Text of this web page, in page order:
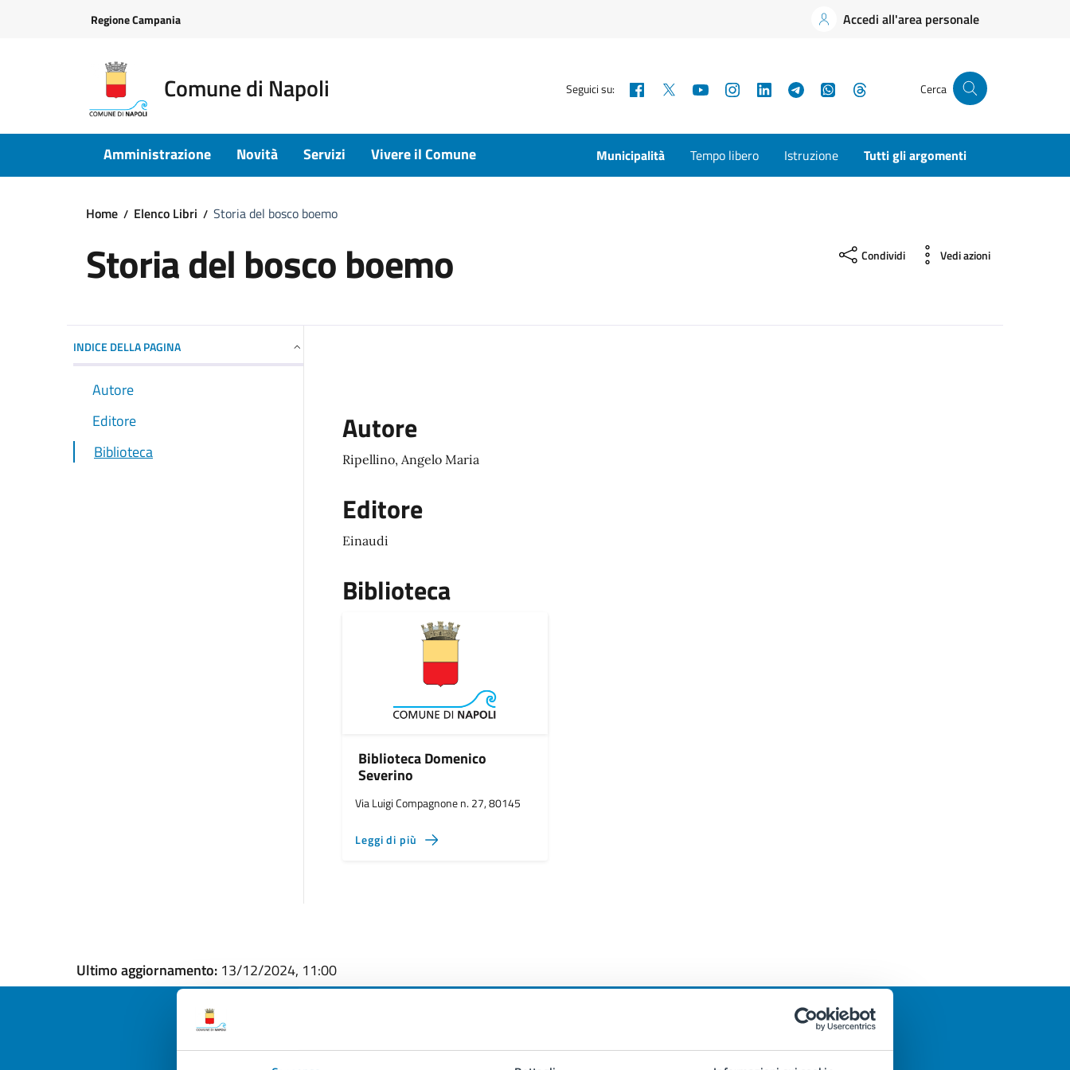
Regione Campania Accedi all'area personale
Comune di Napoli Seguici su: Facebook YouTubeInstagramLinkedInTelegramWhatsApp Cerca
Amministrazione Novità Servizi Vivere il Comune Municipalità Tempo libero Istruzione Tutti gli argomenti
Home Elenco Libri Storia del bosco boemo
Storia del bosco boemo Condividi Vedi azioni
INDICE DELLA PAGINA
Autore
Editore
Biblioteca
Autore
Ripellino, Angelo Maria
Editore
Einaudi
Biblioteca
Biblioteca Domenico
Severino
Via Luigi Compagnone n. 27, 80145
Leggi di più
Ultimo aggiornamento: 13/12/2024, 11:00